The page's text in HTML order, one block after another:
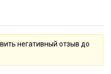
негативный отзыв до